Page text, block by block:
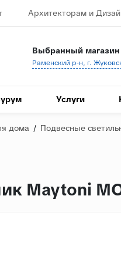
Архитекторам и
Выбранный магазин
Услуги
дома / Подвесные
Maytoni